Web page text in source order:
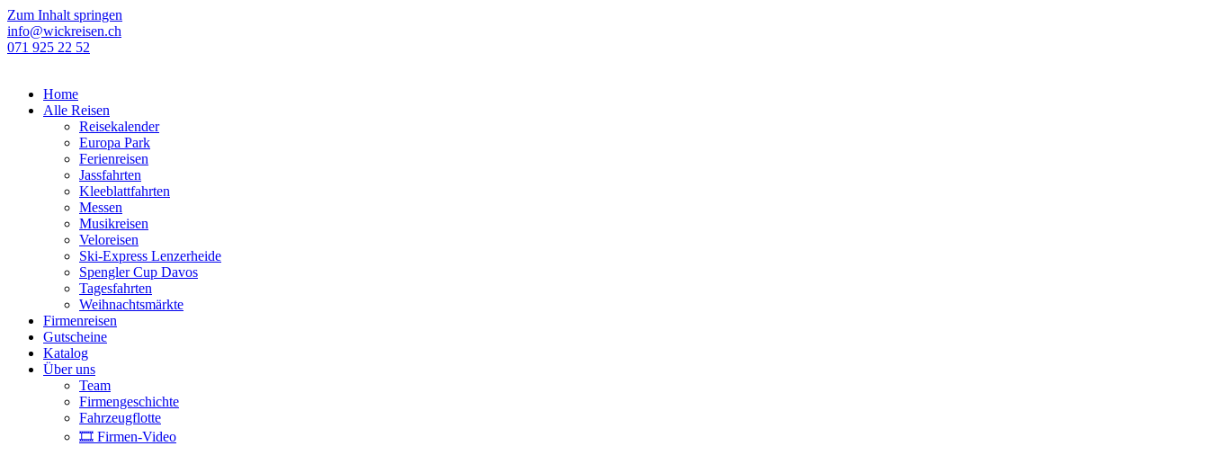
Zum Inhalt springen
info@wickreisen.ch
071 925 22 52
Home
Alle Reisen
Reisekalender
Europa Park
Ferienreisen
Jassfahrten
Kleeblattfahrten
Messen
Musikreisen
Veloreisen
Ski-Express Lenzerheide
Spengler Cup Davos
Tagesfahrten
Weihnachtsmärkte
Firmenreisen
Gutscheine
Katalog
Über uns
Team
Firmengeschichte
Fahrzeugflotte
🎞 Firmen-Video